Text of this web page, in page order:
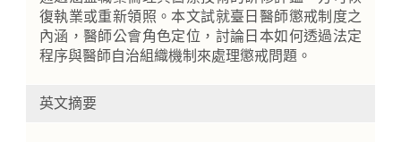
復執業或重新領照。本文試就臺日醫師懲戒制度之
內涵，醫師公會角色定位，討論日本如何透過法定
程序與醫師自治組織機制來處理懲戒問題。
英文摘要